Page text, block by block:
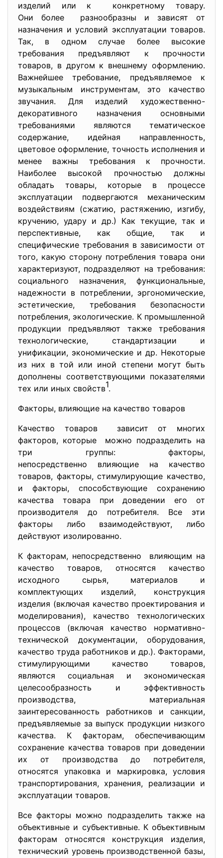
изделий или к конкретному товару.
Они более разнообразны и зависят от
назначения и условий эксплуатации товаров.
Так, в одном случае более высокие
требования предъявляют к прочности
товаров, в другом к внешнему оформлению.
Важнейшее требование, предъявляемое к
музыкальным инструментам, это качество
звучания. Для изделий художественно-
декоративного назначения основными
требованиями являются тематическое
содержание, идейная направленность,
цветовое оформление, точность исполнения и
менее важны требования к прочности.
Наиболее высокой прочностью должны
обладать товары, которые в процессе
эксплуатации подвергаются механическим
воздействиям (сжатию, растяжению, изгибу,
кручению, удару и др.) Как текущие, так и
перспективные, как общие, так и
специфические требования в зависимости от
того, какую сторону потребления товара они
характеризуют, подразделяют на требования:
социального назначения, функциональные,
надежности в потреблении, эргономические,
эстетические, требования безопасности
потребления, экологические. К промышленной
продукции предъявляют также требования
технологические, стандартизации и
унификации, экономические и др. Некоторые
из них в той или иной степени могут быть
дополнены соответствующими показателями
тех или иных свойств1.
Факторы, влияющие на качество товаров
Качество товаров зависит от многих
факторов, которые можно подразделить на
три группы: факторы,
непосредственно влияющие на качество
товаров, факторы, стимулирующие качество,
и факторы, способствующие сохранению
качества товара при доведении его от
производителя до потребителя. Все эти
факторы либо взаимодействуют, либо
действуют изолированно.
К факторам, непосредственно влияющим на
качество товаров, относятся качество
исходного сырья, материалов и
комплектующих изделий, конструкция
изделия (включая качество проектирования и
моделирования), качество технологических
процессов (включая качество нормативно-
технической документации, оборудования,
качество труда работников и др.). Факторами,
стимулирующими качество товаров,
являются социальная и экономическая
целесообразность и эффективность
производства, материальная
заинтересованность работников и санкции,
предъявляемые за выпуск продукции низкого
качества. К факторам, обеспечивающим
сохранение качества товаров при доведении
их от производства до потребителя,
относятся упаковка и маркировка, условия
транспортирования, хранения, реализации и
эксплуатации товаров.
Все факторы можно подразделить также на
объективные и субъективные. К объективным
факторам относятся конструкция изделия,
технический уровень производственной базы,